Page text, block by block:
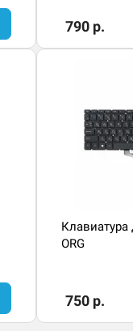
790 р.
Клавиатура
ORG
750 р.